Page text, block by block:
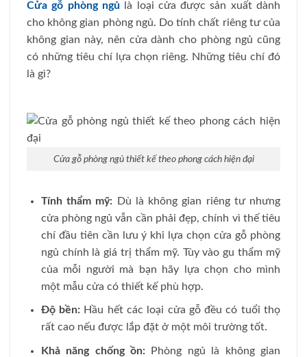
Cửa gỗ phòng ngủ
là loại cửa được sản xuất dành
cho không gian phòng ngủ. Do tính chất riêng tư của
không gian này, nên cửa dành cho phòng ngủ cũng
có những tiêu chí lựa chọn riêng. Những tiêu chí đó
là gì?
Cửa gỗ phòng ngủ thiết kế theo phong cách hiện đại
Tính thẩm mỹ: Dù là không gian riêng tư nhưng
cửa phòng ngủ vẫn cần phải đẹp, chính vì thế tiêu
chí đầu tiên cần lưu ý khi lựa chọn cửa gỗ phòng
ngủ chính là giá trị thẩm mỹ. Tùy vào gu thẩm mỹ
của mỗi người mà bạn hãy lựa chọn cho mình
một mẫu cửa có thiết kế phù hợp.
Độ bền: Hầu hết các loại cửa gỗ đều có tuổi thọ
rất cao nếu được lắp đặt ở một môi trường tốt.
Khả năng chống ồn: Phòng ngủ là không gian